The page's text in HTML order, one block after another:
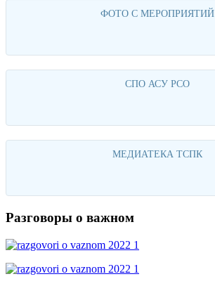
ФОТО С МЕРОПРИЯТИЙ
СПО АСУ РСО
МЕДИАТЕКА ТСПК
Разговоры о важном